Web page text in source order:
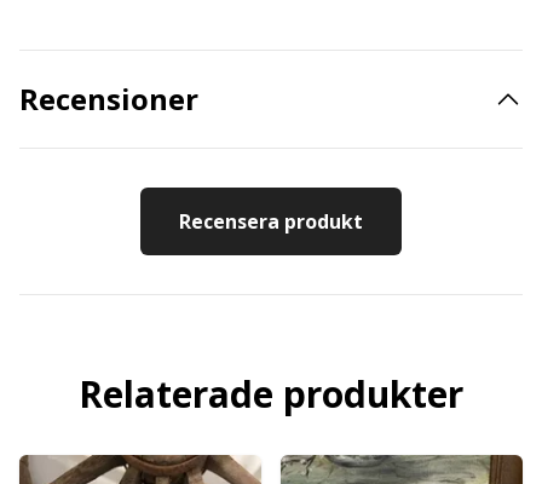
Recensioner
Recensera produkt
Relaterade produkter